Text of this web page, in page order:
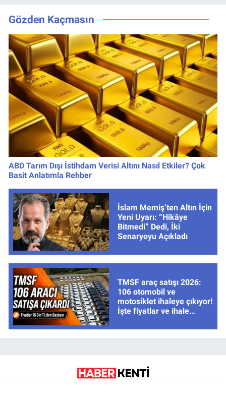
MasterChef'i
Geride Bıraktı
Gözden Kaçmasın
ABD Tarım Dışı İstihdam Verisi Altını Nasıl Etkiler? Çok
Basit Anlatımla Rehber
İslam Memiş’ten Altın İçin
Yeni Uyarı: “Hikâye
Bitmedi” Dedi, İki
Senaryoyu Açıkladı
TMSF araç satışı 2026:
106 otomobil ve
motosiklet ihaleye çıkıyor!
İşte fiyatlar ve ihale